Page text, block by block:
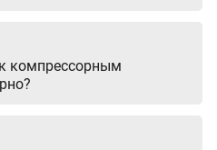
компрессорным